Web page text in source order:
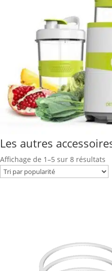
Les autres
Affichage de 1–5 sur 8 résultats
par